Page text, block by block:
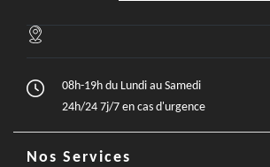
08h-19h du Lundi au Samedi
24h/24 7j/7 en cas d'urgence
Nos Services